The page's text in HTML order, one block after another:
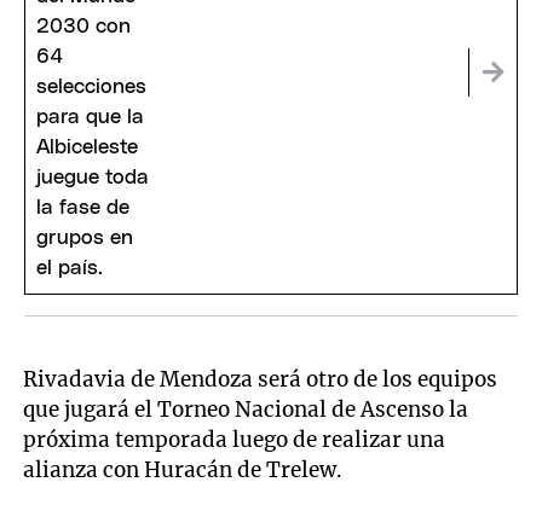
Rivadavia de Mendoza será otro de los equipos
que jugará el Torneo Nacional de Ascenso la
próxima temporada luego de realizar una
alianza con Huracán de Trelew.